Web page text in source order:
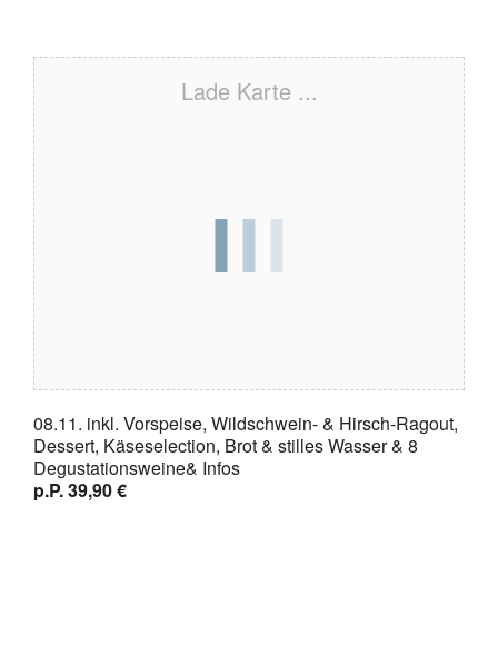
Lade Karte ...
08.11. inkl. Vorspeise, Wildschwein- & Hirsch-Ragout,
Dessert, Käseselection, Brot & stilles Wasser & 8
Degustationsweine& Infos
p.P. 39,90 €